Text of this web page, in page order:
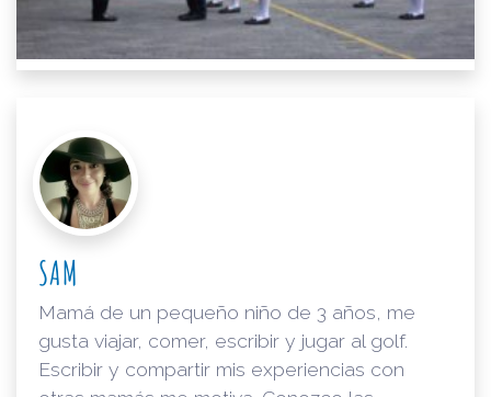
SAM
Mamá de un pequeño niño de 3 años, me
gusta viajar, comer, escribir y jugar al golf.
Escribir y compartir mis experiencias con